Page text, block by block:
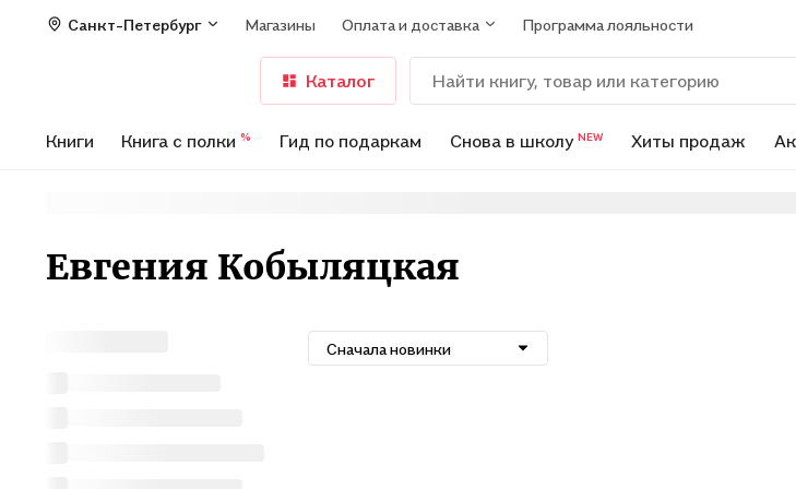
Санкт-Петербург Магазины Оплата и доставка Программа лояльности
Каталог
Книги Книга с полки % Гид по подаркам Снова в школу NEW Хиты продаж
Евгения Кобыляцкая
Сначала новинки